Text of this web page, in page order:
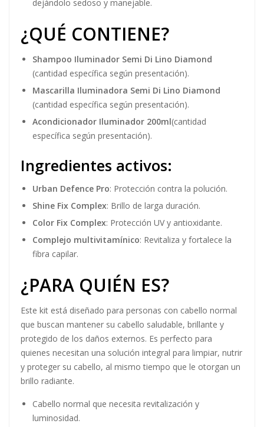
dejándolo sedoso y manejable.
¿QUÉ CONTIENE?
Shampoo Iluminador Semi Di Lino Diamond
(cantidad específica según presentación).
Mascarilla Iluminadora Semi Di Lino Diamond
(cantidad específica según presentación).
Acondicionador Iluminador 200ml(cantidad
específica según presentación).
Ingredientes activos:
Urban Defence Pro: Protección contra la polución.
Shine Fix Complex: Brillo de larga duración.
Color Fix Complex: Protección UV y antioxidante.
Complejo multivitamínico: Revitaliza y fortalece la
fibra capilar.
¿PARA QUIÉN ES?
Este kit está diseñado para personas con cabello normal
que buscan mantener su cabello saludable, brillante y
protegido de los daños externos. Es perfecto para
quienes necesitan una solución integral para limpiar, nutrir
y proteger su cabello, al mismo tiempo que le otorgan un
brillo radiante.
Cabello normal que necesita revitalización y
luminosidad.